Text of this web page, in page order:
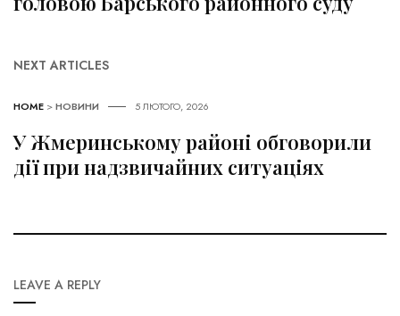
NEXT ARTICLES
HOME >НОВИНИ 5 ЛЮТОГО, 2026
У Жмеринському районі обговорили
дії при надзвичайних ситуаціях
LEAVE A REPLY